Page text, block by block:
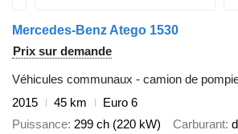
Mercedes-Benz Atego 1530
Prix sur demande
Véhicules communaux - camion de
2015
45 km
Euro 6
Puissance 299 ch (220 kW) Carburant